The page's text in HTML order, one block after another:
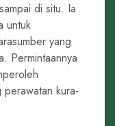
di situ. Ia
untuk
yang
Permintaannya
kura-